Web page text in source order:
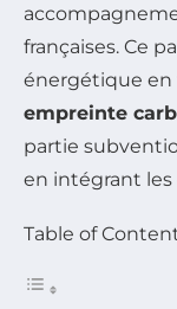
françaises. Ce
énergétique en
empreinte
partie
en intégrant
Table of